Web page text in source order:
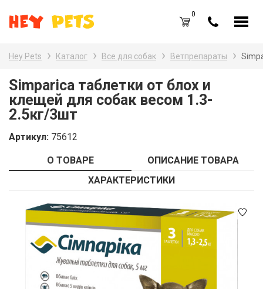
RU UA
Каталог товаров
Вход / Регистрация
Оплата и доставка
Контакты
0
Hey Pets Каталог Все для собак Ветпрепараты
Simparica таблетки от блох и
клещей для собак весом 1.3-
2.5кг/3шт
Артикул: 75612
О ТОВАРЕ
ОПИСАНИЕ ТОВАРА
ХАРАКТЕРИСТИКИ